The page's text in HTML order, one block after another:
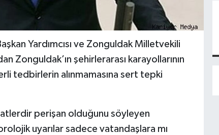
Yardımcısı ve Zonguldak Milletvekili
Zonguldak’ın şehirlerarası karayollarının
tedbirlerin alınmamasına sert tepki
perişan olduğunu söyleyen
uyarılar sadece vatandaşlara mı